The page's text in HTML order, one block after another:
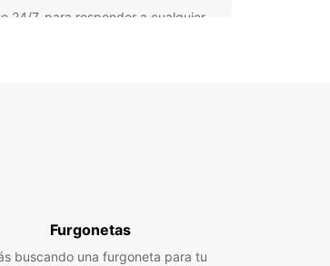
24/7, para responder a cualquier
Furgonetas
buscando una furgoneta para tu